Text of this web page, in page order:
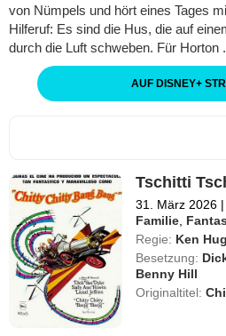
von Nümpels und hört eines Tages
Hilferuf: Es sind die Hus, die auf
durch die Luft schweben. Für Horton
AUF DISNEY+
Tschitti
31. März 2026 |
Familie
Regie: Ken
Besetzung:
Benny Hill
Originaltitel: